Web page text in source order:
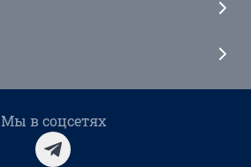
Мы в соцсетях